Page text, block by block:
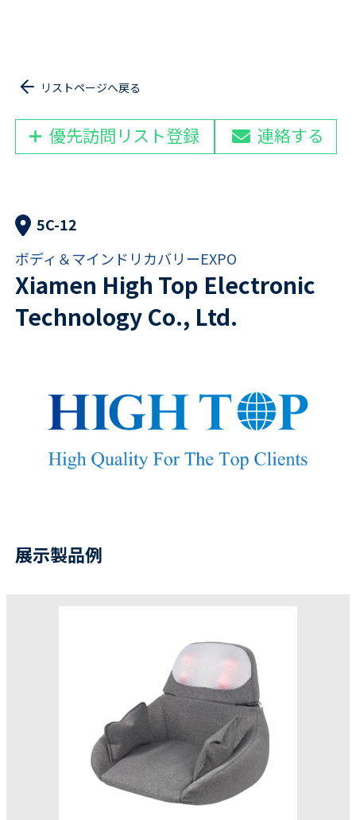
リストページへ戻る
優先訪問リスト登録 連絡する
5C-12
ボディ＆マインドリカバリーEXPO
Xiamen High Top Electronic
Technology Co., Ltd.
展示製品例